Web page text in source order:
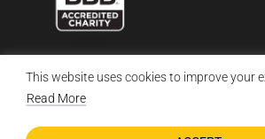
This website uses cookies to improve your
Read More
© 2026 Students For Liberty, All